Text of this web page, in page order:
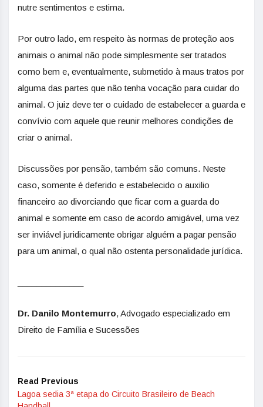
nutre sentimentos e estima.
Por outro lado, em respeito às normas de proteção aos
animais o animal não pode simplesmente ser tratados
como bem e, eventualmente, submetido à maus tratos por
alguma das partes que não tenha vocação para cuidar do
animal. O juiz deve ter o cuidado de estabelecer a guarda e
convívio com aquele que reunir melhores condições de
criar o animal.
Discussões por pensão, também são comuns. Neste
caso, somente é deferido e estabelecido o auxilio
financeiro ao divorciando que ficar com a guarda do
animal e somente em caso de acordo amigável, uma vez
ser inviável juridicamente obrigar alguém a pagar pensão
para um animal, o qual não ostenta personalidade jurídica.
Dr. Danilo Montemurro, Advogado especializado em
Direito de Família e Sucessões
Read Previous
Lagoa sedia 3ª etapa do Circuito Brasileiro de Beach